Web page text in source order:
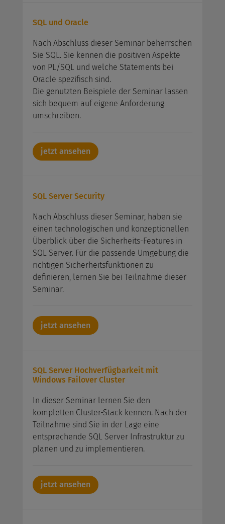
SQL und Oracle
Nach Abschluss dieser Seminar beherrschen
Sie SQL. Sie kennen die positiven Aspekte
von PL/SQL und welche Statements bei
Oracle spezifisch sind.
Die genutzten Beispiele der Seminar lassen
sich bequem auf eigene Anforderung
umschreiben.
jetzt ansehen
SQL Server Security
Nach Abschluss dieser Seminar, haben sie
einen technologischen und konzeptionellen
Überblick über die Sicherheits-Features in
SQL Server. Für die passende Umgebung die
richtigen Sicherheitsfunktionen zu
definieren, lernen Sie bei Teilnahme dieser
Seminar.
jetzt ansehen
SQL Server Hochverfügbarkeit mit
Windows Failover Cluster
In dieser Seminar lernen Sie den
kompletten Cluster-Stack kennen. Nach der
Teilnahme sind Sie in der Lage eine
entsprechende SQL Server Infrastruktur zu
planen und zu implementieren.
jetzt ansehen